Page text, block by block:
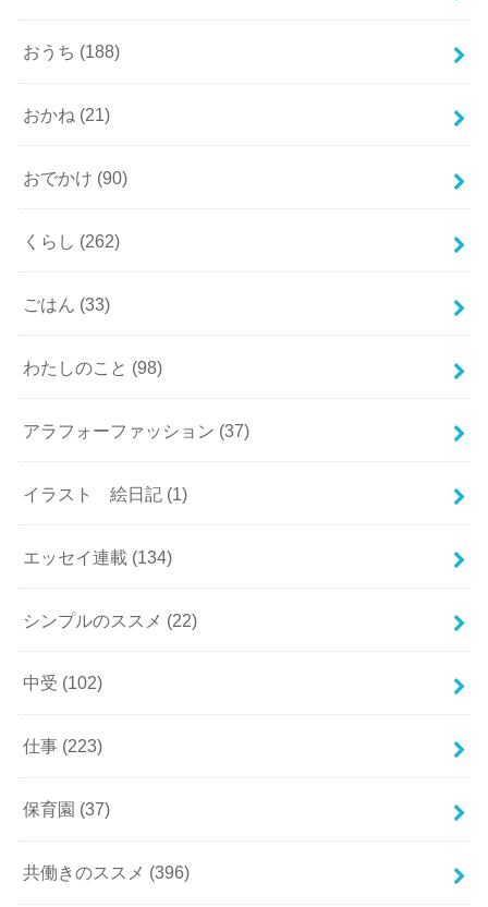
おうち (188)
おかね (21)
おでかけ (90)
くらし (262)
ごはん (33)
わたしのこと (98)
アラフォーファッション (37)
イラスト 絵日記 (1)
エッセイ連載 (134)
シンプルのススメ (22)
中受 (102)
仕事 (223)
保育園 (37)
共働きのススメ (396)